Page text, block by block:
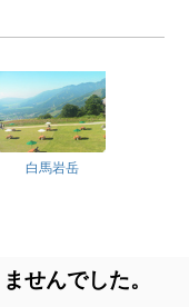
白馬岩岳